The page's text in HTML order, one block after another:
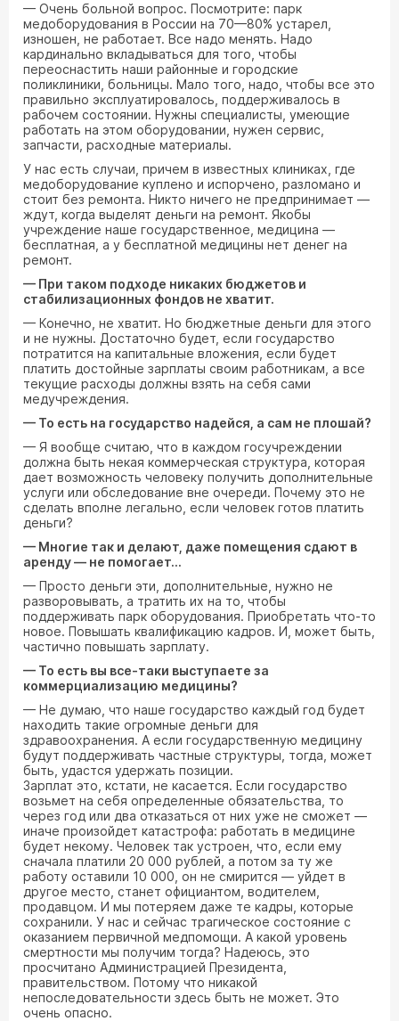
— Очень больной вопрос. Посмотрите: парк
медоборудования в России на 70—80% устарел,
изношен, не работает. Все надо менять. Надо
кардинально вкладываться для того, чтобы
переоснастить наши районные и городские
поликлиники, больницы. Мало того, надо, чтобы все это
правильно эксплуатировалось, поддерживалось в
рабочем состоянии. Нужны специалисты, умеющие
работать на этом оборудовании, нужен сервис,
запчасти, расходные материалы.
У нас есть случаи, причем в известных клиниках, где
медоборудование куплено и испорчено, разломано и
стоит без ремонта. Никто ничего не предпринимает —
ждут, когда выделят деньги на ремонт. Якобы
учреждение наше государственное, медицина —
бесплатная, а у бесплатной медицины нет денег на
ремонт.
— При таком подходе никаких бюджетов и
стабилизационных фондов не хватит.
— Конечно, не хватит. Но бюджетные деньги для этого
и не нужны. Достаточно будет, если государство
потратится на капитальные вложения, если будет
платить достойные зарплаты своим работникам, а все
текущие расходы должны взять на себя сами
медучреждения.
— То есть на государство надейся, а сам не плошай?
— Я вообще считаю, что в каждом госучреждении
должна быть некая коммерческая структура, которая
дает возможность человеку получить дополнительные
услуги или обследование вне очереди. Почему это не
сделать вполне легально, если человек готов платить
деньги?
— Многие так и делают, даже помещения сдают в
аренду — не помогает...
— Просто деньги эти, дополнительные, нужно не
разворовывать, а тратить их на то, чтобы
поддерживать парк оборудования. Приобретать что-то
новое. Повышать квалификацию кадров. И, может быть,
частично повышать зарплату.
— То есть вы все-таки выступаете за
коммерциализацию медицины?
— Не думаю, что наше государство каждый год будет
находить такие огромные деньги для
здравоохранения. А если государственную медицину
будут поддерживать частные структуры, тогда, может
быть, удастся удержать позиции.
Зарплат это, кстати, не касается. Если государство
возьмет на себя определенные обязательства, то
через год или два отказаться от них уже не сможет —
иначе произойдет катастрофа: работать в медицине
будет некому. Человек так устроен, что, если ему
сначала платили 20 000 рублей, а потом за ту же
работу оставили 10 000, он не смирится — уйдет в
другое место, станет официантом, водителем,
продавцом. И мы потеряем даже те кадры, которые
сохранили. У нас и сейчас трагическое состояние с
оказанием первичной медпомощи. А какой уровень
смертности мы получим тогда? Надеюсь, это
просчитано Администрацией Президента,
правительством. Потому что никакой
непоследовательности здесь быть не может. Это
очень опасно.